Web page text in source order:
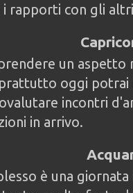
rapporti con gli
un aspetto
oggi potrai
incontri
in arrivo.
è una